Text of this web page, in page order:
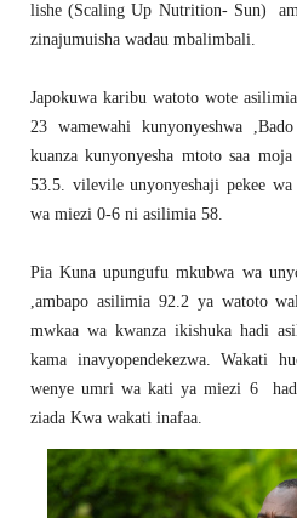
lishe (Scaling Up Nutrition- Sun)
zinajumuisha wadau mbalimbali.
Japokuwa karibu watoto wote
23 wamewahi kunyonyeshwa
kuanza kunyonyesha mtoto saa
53.5. vilevile unyonyeshaji pekee
wa miezi 0-6 ni asilimia 58.
Pia Kuna upungufu mkubwa wa
,ambapo asilimia 92.2 ya watoto
mwkaa wa kwanza ikishuka hadi
kama inavyopendekezwa. Wakati
wenye umri wa kati ya miezi 6
ziada Kwa wakati inafaa.